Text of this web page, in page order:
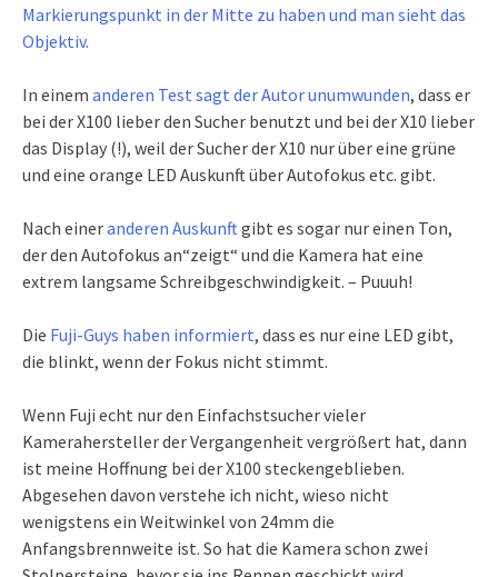
Markierungspunkt in der Mitte zu haben und man sieht das
Objektiv.
In einem anderen Test sagt der Autor unumwunden, dass er
bei der X100 lieber den Sucher benutzt und bei der X10 lieber
das Display (!), weil der Sucher der X10 nur über eine grüne
und eine orange LED Auskunft über Autofokus etc. gibt.
Nach eineranderen Auskunftgibt es sogar nur einen Ton,
der den Autofokus an“zeigt“ und die Kamera hat eine
extrem langsame Schreibgeschwindigkeit. – Puuuh!
Die Fuji-Guys haben informiert, dass es nur eine LED gibt,
die blinkt, wenn der Fokus nicht stimmt.
Wenn Fuji echt nur den Einfachstsucher vieler
Kamerahersteller der Vergangenheit vergrößert hat, dann
ist meine Hoffnung bei der X100 steckengeblieben.
Abgesehen davon verstehe ich nicht, wieso nicht
wenigstens ein Weitwinkel von 24mm die
Anfangsbrennweite ist. So hat die Kamera schon zwei